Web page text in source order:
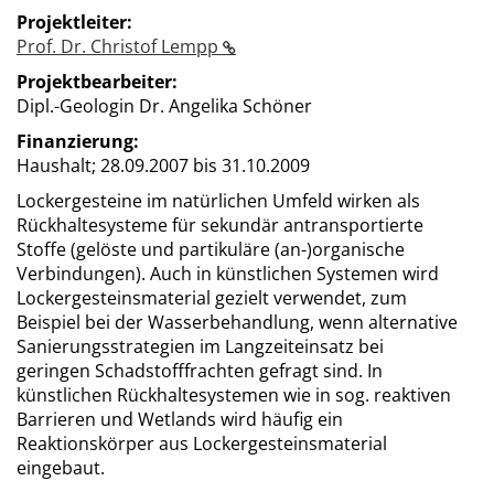
Projektleiter:
Prof. Dr. Christof Lempp
Projektbearbeiter:
Dipl.-Geologin Dr. Angelika Schöner
Finanzierung:
Haushalt; 28.09.2007 bis 31.10.2009
Lockergesteine im natürlichen Umfeld wirken als
Rückhaltesysteme für sekundär antransportierte
Stoffe (gelöste und partikuläre (an-)organische
Verbindungen). Auch in künstlichen Systemen wird
Lockergesteinsmaterial gezielt verwendet, zum
Beispiel bei der Wasserbehandlung, wenn alternative
Sanierungsstrategien im Langzeiteinsatz bei
geringen Schadstofffrachten gefragt sind. In
künstlichen Rückhaltesystemen wie in sog. reaktiven
Barrieren und Wetlands wird häufig ein
Reaktionskörper aus Lockergesteinsmaterial
eingebaut.